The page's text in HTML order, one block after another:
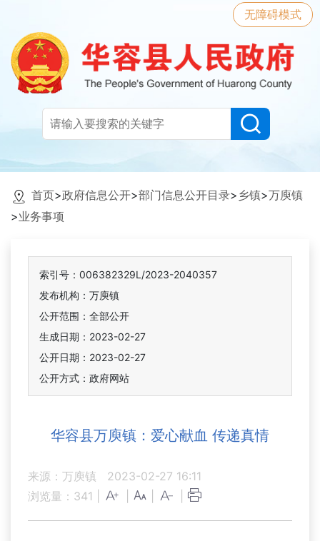
无障碍模式
首页>政府信息公开>部门信息公开目录> 乡镇>万庾镇
>业务事项
索引号：006382329L/2023-2040357
发布机构：万庾镇
公开范围：全部公开
生成日期：2023-02-27
公开日期：2023-02-27
公开方式：政府网站
华容县万庾镇：爱心献血 传递真情
来源：万庾镇
2023-02-27 16:11
浏览量： 341